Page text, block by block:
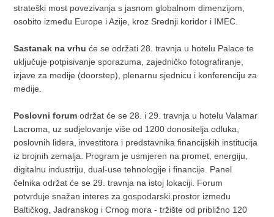
strateški most povezivanja s jasnom globalnom dimenzijom,
osobito između Europe i Azije, kroz Srednji koridor i IMEC.
Sastanak na vrhu će se održati 28. travnja u hotelu Palace te
uključuje potpisivanje sporazuma, zajedničko fotografiranje,
izjave za medije (doorstep), plenarnu sjednicu i konferenciju za
medije.
Poslovni forumodržat će se 28. i 29. travnja u hotelu Valamar
Lacroma, uz sudjelovanje više od 1200 donositelja odluka,
poslovnih lidera, investitora i predstavnika financijskih institucija
iz brojnih zemalja. Program je usmjeren na promet, energiju,
digitalnu industriju, dual-use tehnologije i financije. Panel
čelnika održat će se 29. travnja na istoj lokaciji. Forum
potvrđuje snažan interes za gospodarski prostor između
Baltičkog, Jadranskog i Crnog mora - tržište od približno 120